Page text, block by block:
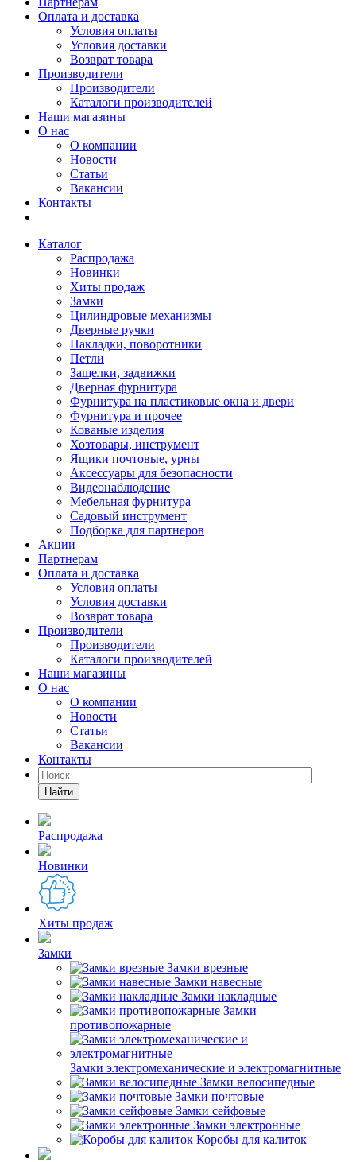
Оплата и доставка
Условия оплаты
Условия доставки
Возврат товара
Производители
Производители
Каталоги производителей
Наши магазины
О нас
О компании
Новости
Статьи
Вакансии
Контакты
Каталог
Распродажа
Новинки
Хиты продаж
Замки
Цилиндровые механизмы
Дверные ручки
Накладки, поворотники
Петли
Защелки, задвижки
Дверная фурнитура
Фурнитура на пластиковые окна и двери
Фурнитура и прочее
Кованые изделия
Хозтовары, инструмент
Ящики почтовые, урны
Аксессуары для безопасности
Видеонаблюдение
Мебельная фурнитура
Садовый инструмент
Подборка для партнеров
Акции
Партнерам
Оплата и доставка
Условия оплаты
Условия доставки
Возврат товара
Производители
Производители
Каталоги производителей
Наши магазины
О нас
О компании
Новости
Статьи
Вакансии
Контакты
Найти
Распродажа
Новинки
Хиты продаж
Замки
Замки врезные
Замки навесные
Замки накладные
Замки
противопожарные
Замки электромеханические и электромагнитные
Замки велосипедные
Замки почтовые
Замки сейфовые
Замки электронные
Коробы для калиток